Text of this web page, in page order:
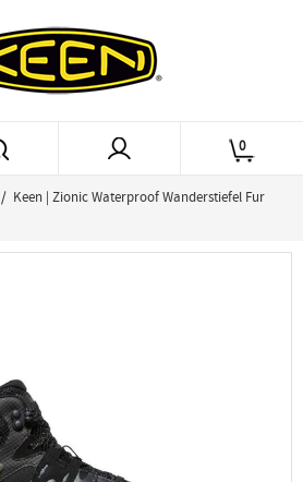
0
/ Keen | Zionic Waterproof Wanderstiefel Fur